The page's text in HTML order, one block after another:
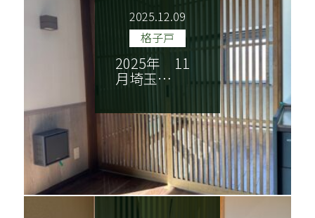
2025.12.09
格子戸
2025年 11
月埼玉…